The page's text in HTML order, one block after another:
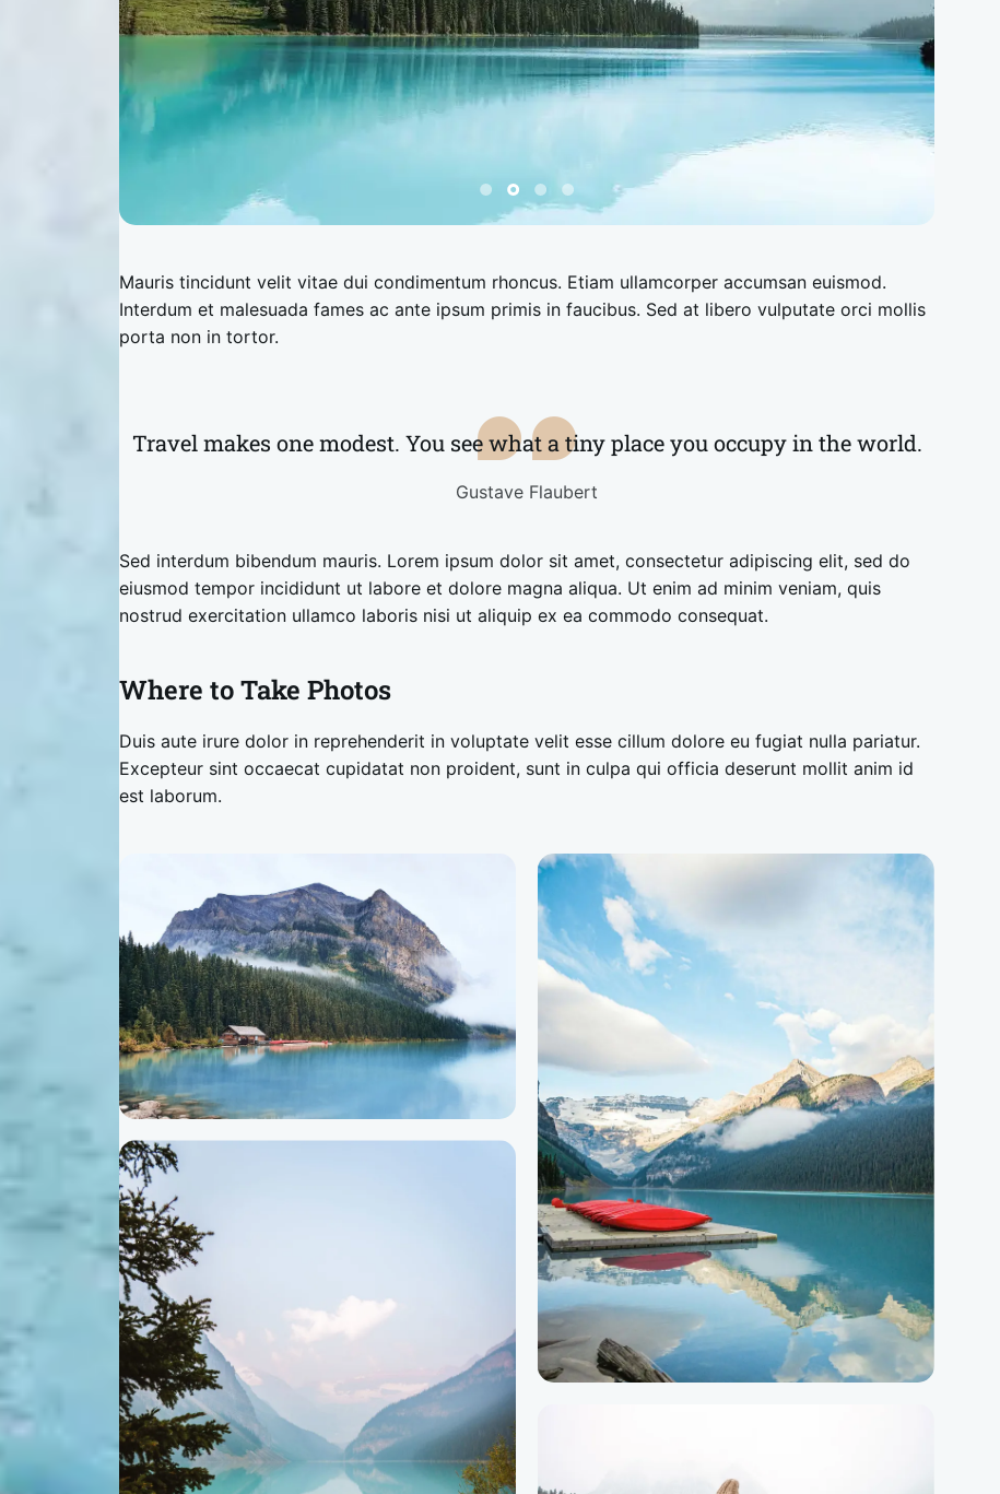
Mauris tincidunt velit vitae dui condimentum rhoncus. Etiam ullamcorper accumsan euismod.
Interdum et malesuada fames ac ante ipsum primis in faucibus. Sed at libero vulputate orci mollis
porta non in tortor.
Travel makes one modest. You see what a tiny place you occupy in the world.
Gustave Flaubert
Sed interdum bibendum mauris. Lorem ipsum dolor sit amet, consectetur adipiscing elit, sed do
eiusmod tempor incididunt ut labore et dolore magna aliqua. Ut enim ad minim veniam, quis
nostrud exercitation ullamco laboris nisi ut aliquip ex ea commodo consequat.
Where to Take Photos
Duis aute irure dolor in reprehenderit in voluptate velit esse cillum dolore eu fugiat nulla pariatur.
Excepteur sint occaecat cupidatat non proident, sunt in culpa qui officia deserunt mollit anim id
est laborum.